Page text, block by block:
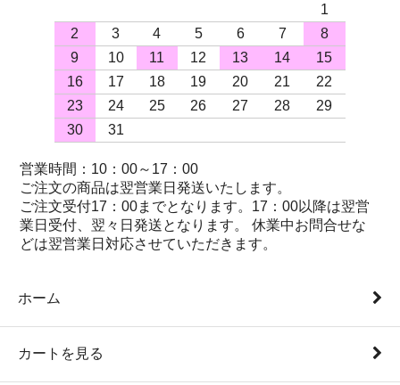
1
2
3 4 5 6 7
8
9
10 11 12 13 14
15
16
17 18 19 20 21
22
23
24 25 26 27 28
29
30
31
営業時間：10：00～17：00
ご注文の商品は翌営業日発送いたします。
ご注文受付17：00までとなります。17：00以降は翌営
業日受付、翌々日発送となります。 休業中お問合せな
どは翌営業日対応させていただきます。
ホーム
カートを見る